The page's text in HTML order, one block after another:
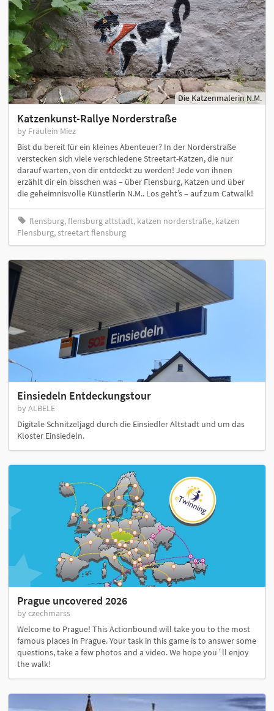
Die Katzenmalerin N.M.
Katzenkunst-Rallye Norderstraße
by Fräulein Miez
Bist du bereit für ein kleines Abenteuer? In der Norderstraße
verstecken sich viele verschiedene Streetart-Katzen, die nur
darauf warten, von dir entdeckt zu werden! Jede von ihnen
erzählt dir ein bisschen was – über Flensburg, Katzen und über
die geheimnisvolle Künstlerin N.M.. Los geht’s – auf zum Catwalk!
flensburg, flensburg altstadt, katzen norderstraße, katzen
Flensburg, streetart flensburg
Einsiedeln Entdeckungstour
by ALBELE
Digitale Schnitzeljagd durch die Einsiedler Altstadt und um das
Kloster Einsiedeln.
Prague uncovered 2026
by czechmarss
Welcome to Prague! This Actionbound will take you to the most
famous places in Prague. Your task in this game is to answer some
questions, take a few photos and a video. We hope you´ll enjoy
the walk!